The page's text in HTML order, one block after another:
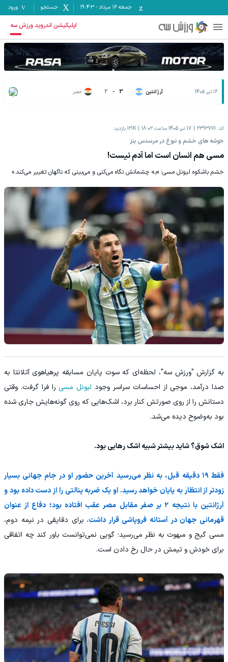
جمعه ۱۶ مرداد -
19:43 جستجو ورود
اپلیکیشن اندروید ورزش سه
16 تیر 1405 آرژانتین 3
-
2 مصر
کد: 2393771 17 تیر 1405 ساعت 18:02 121K بازدید
خوشه های خشم و نبوغ در مرسدس بنز
مسی هم انسان است اما آدم نیست!
خشم باشکوه لیونل مسی؛ «به چشمانش نگاه می‌کنی و می‌بینی که ناگهان تغییر می‌کند.»
به گزارش "ورزش سه"، لحظه‌ای که سوت پایان مسابقه پرهیاهوی آتلانتا به
صدا درآمد، موجی از احساسات سراسر وجود لیونل مسی را فرا گرفت. وقتی
دستانش را از روی صورتش کنار برد، اشک‌هایی که روی گونه‌هایش جاری شده
بود به‌وضوح دیده می‌شد.
اشک شوق؟ شاید بیشتر شبیه اشک رهایی بود.
فقط ۱۹ دقیقه قبل، به نظر می‌رسید آخرین حضور او در جام جهانی بسیار
زودتر از انتظار به پایان خواهد رسید. او یک ضربه پنالتی را از دست داده بود و
آرژانتین با نتیجه ۲ بر صفر مقابل مصر عقب افتاده بود؛ دفاع از عنوان
قهرمانی جهان در آستانه فروپاشی قرار داشت. برای دقایقی در نیمه دوم،
مسی گیج و مبهوت به نظر می‌رسید؛ گویی نمی‌توانست باور کند چه اتفاقی
برای خودش و تیمش در حال رخ دادن است.